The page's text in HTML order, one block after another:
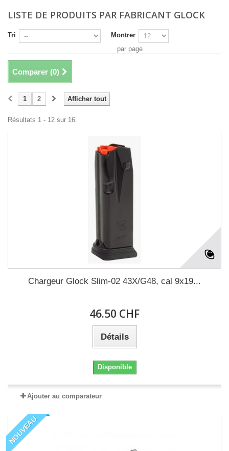
LISTE DE PRODUITS PAR FABRICANT GLOCK
Tri
Montrer
par page
Comparer (0)
Afficher tout
1 2
Résultats 1 - 12 sur 16.
Chargeur Glock Slim-02 43X/G48, cal 9x19...
46.50 CHF
Détails
Disponible
Ajouter au comparateur
NOUVEAU